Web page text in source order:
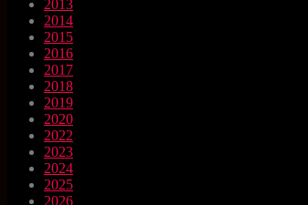
2013
2014
2015
2016
2017
2018
2019
2020
2022
2023
2024
2025
2026